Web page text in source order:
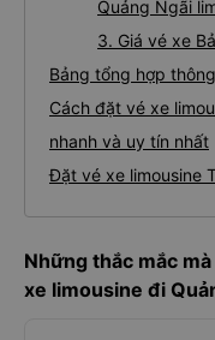
Quảng Ngãi
3. Giá vé xe
Bảng tổng hợp
Cách đặt vé xe
nhanh và uy tín nhất
Đặt vé xe limousine
Những thắc mắc
xe limousine đi